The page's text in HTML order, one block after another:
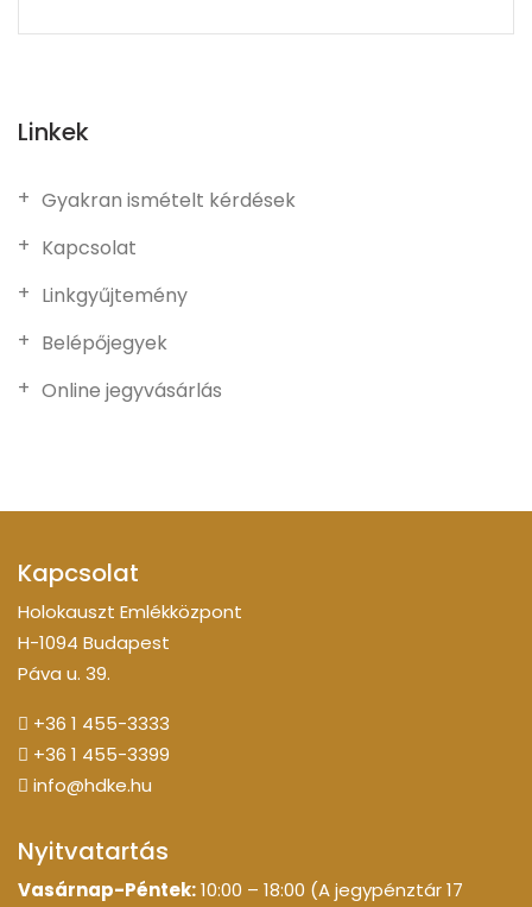
Linkek
Gyakran ismételt kérdések
Kapcsolat
Linkgyűjtemény
Belépőjegyek
Online jegyvásárlás
Kapcsolat
Holokauszt Emlékközpont
H-1094 Budapest
Páva u. 39.
+36 1 455-3333
+36 1 455-3399
info@hdke.hu
Nyitvatartás
Vasárnap-Péntek:10:00 – 18:00 (A jegypénztár 17